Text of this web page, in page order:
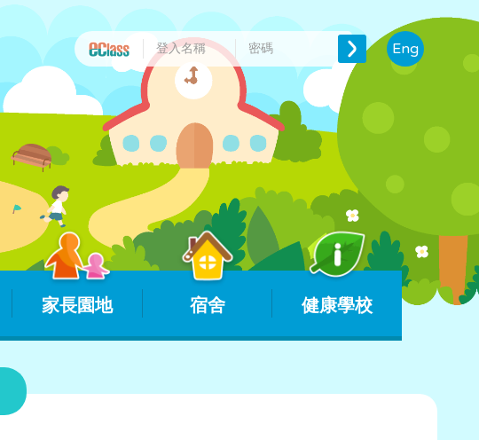
Eng
家長園地 宿舍 健康學校